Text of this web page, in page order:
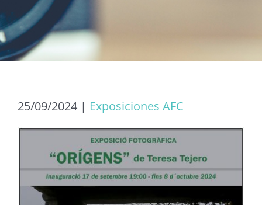
25/09/2024 | Exposiciones AFC